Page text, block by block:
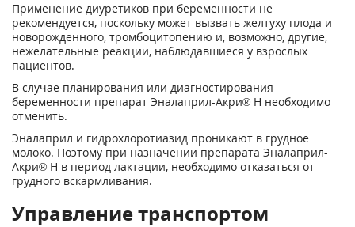
Применение диуретиков при беременности не
рекомендуется, поскольку может вызвать желтуху плода и
новорожденного, тромбоцитопению и, возможно, другие,
нежелательные реакции, наблюдавшиеся у взрослых
пациентов.
В случае планирования или диагностирования
беременности препарат Эналаприл-Акри® Н необходимо
отменить.
Эналаприл и гидрохлоротиазид проникают в грудное
молоко. Поэтому при назначении препарата Эналаприл-
Акри® Н в период лактации, необходимо отказаться от
грудного вскармливания.
Управление транспортом